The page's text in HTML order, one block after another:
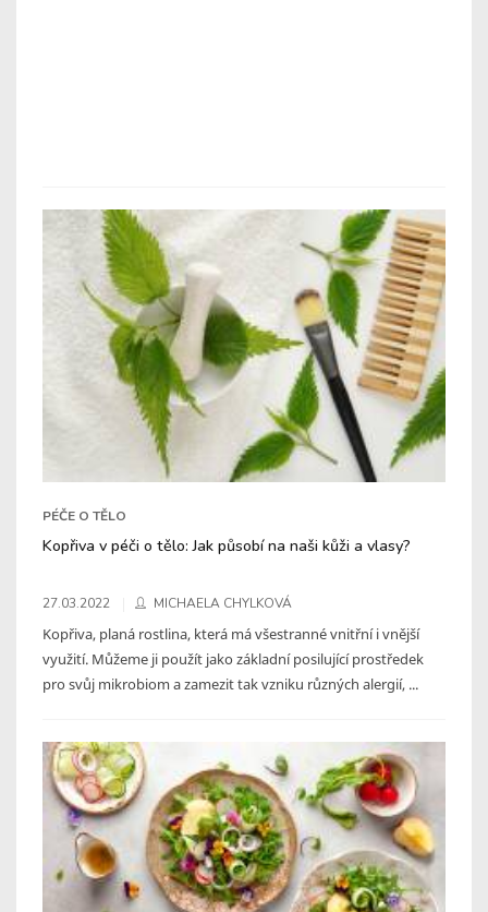
PÉČE O TĚLO
Kopřiva v péči o tělo: Jak působí na naši kůži a vlasy?
27.03.2022 MICHAELA CHYLKOVÁ
Kopřiva, planá rostlina, která má všestranné vnitřní i vnější
využití. Můžeme ji použít jako základní posilující prostředek
pro svůj mikrobiom a zamezit tak vzniku různých alergií, ...